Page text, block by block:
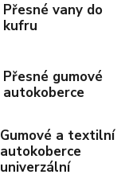
Přesné vany do
kufru
Přesné gumové
autokoberce
Gumové a textilní
autokoberce
univerzální